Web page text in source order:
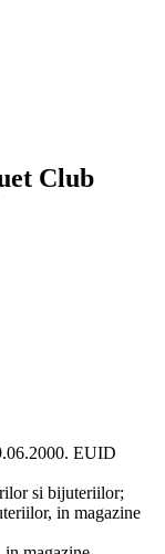
Club
EUID
si bijuteriilor;
in magazine